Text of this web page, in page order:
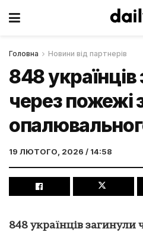
Головна Новини від партнерів
848 українців
через пожежі
19 ЛЮТОГО, 2026 / 14:58
848 українців загинули